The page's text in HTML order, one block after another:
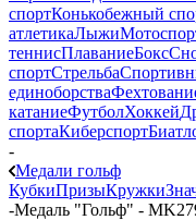
спортКонькобежный
атлетикаЛыжи
теннисПлаваниеБокс
спортСтрельба
единоборства
катаниеФутболХоккей
спортаКиберспорт
-
Медали гольф
КубкиПризыКружки
-Медаль "Гольф" -